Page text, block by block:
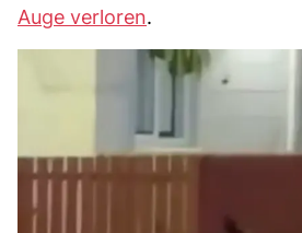
Auge verloren.